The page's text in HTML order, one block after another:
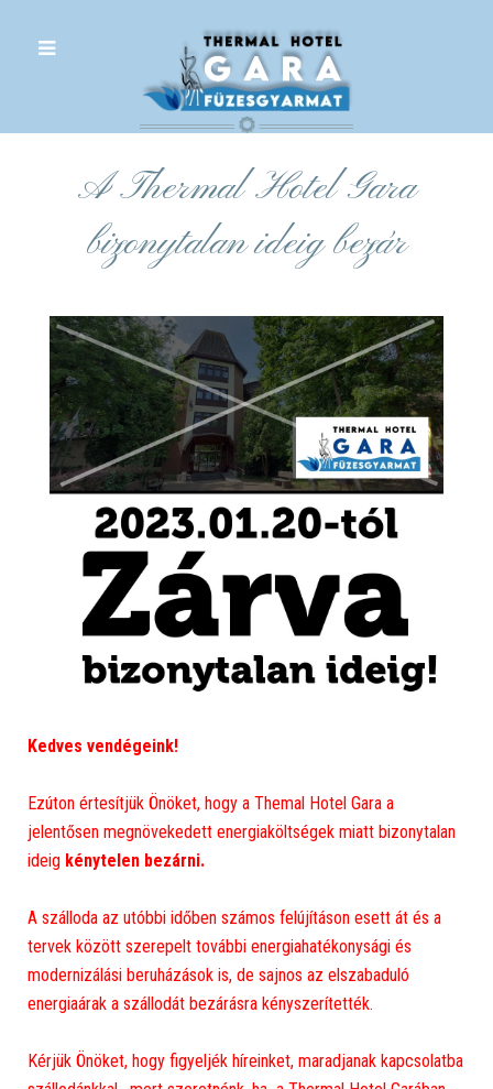
A Thermal Hotel Gara
bizonytalan ideig bezár
Kedves vendégeink!
Ezúton értesítjük Önöket, hogy a Themal Hotel Gara a
jelentősen megnövekedett energiaköltségek miatt bizonytalan
ideig kénytelen bezárni.
A szálloda az utóbbi időben számos felújításon esett át és a
tervek között szerepelt további energiahatékonysági és
modernizálási beruházások is, de sajnos az elszabaduló
energiaárak a szállodát bezárásra kényszerítették.
Kérjük Önöket, hogy figyeljék híreinket, maradjanak kapcsolatba